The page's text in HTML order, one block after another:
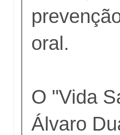
oral.
O "Vida
Álvaro